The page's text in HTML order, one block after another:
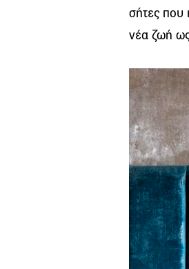
σήτες που
νέα ζωή